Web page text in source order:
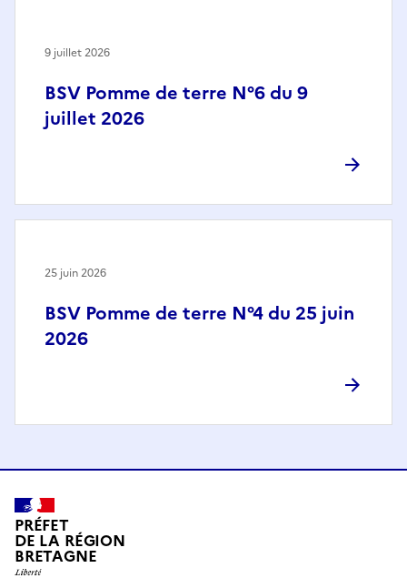
BSV Pomme de terre N°6 du 9
juillet 2026
9 juillet 2026
BSV Pomme de terre N°4 du 25 juin
2026
25 juin 2026
PRÉFET
DE LA RÉGION
BRETAGNE